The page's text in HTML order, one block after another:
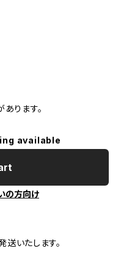
ります。
available
の方向け
いたします。